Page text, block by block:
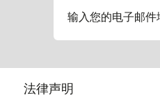
输入您的电子邮件
法律声明